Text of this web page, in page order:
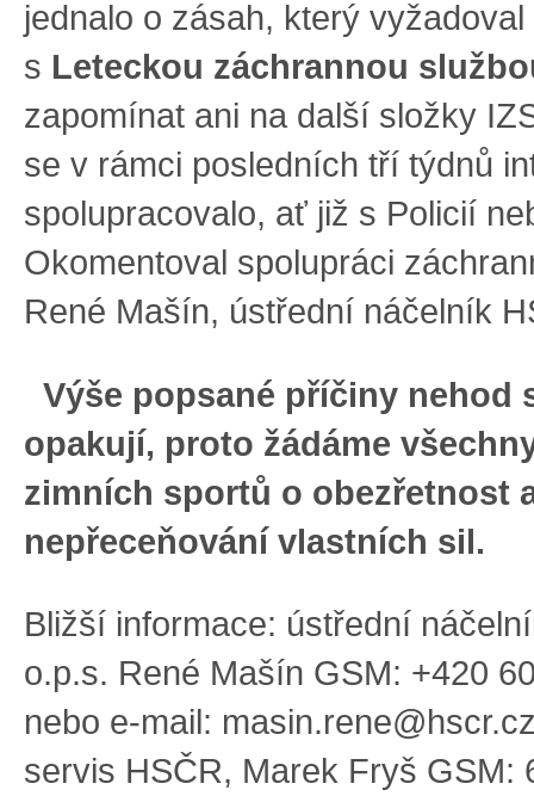
jednalo o zásah, který
s Leteckou záchrannou
zapomínat ani na další složky
se v rámci posledních tří týdnů
spolupracovalo, ať již s Policií
Okomentoval spolupráci
René Mašín, ústřední náčelník
Výše popsané příčiny nehod
opakují, proto žádáme
zimních sportů o obezřetnost
nepřeceňování vlastních sil.
Bližší informace: ústřední
o.p.s. René Mašín GSM: +420
nebo e-mail:
servis HSČR, Marek Fryš GSM: